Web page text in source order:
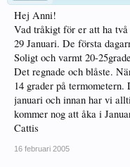
Hej Anni!
Vad tråkigt för er att ha
29 Januari. De första
Soligt och varmt 20-
Det regnade och blåste.
14 grader på
januari och innan har vi
kommer nog att åka i
Cattis
16 februari 2005